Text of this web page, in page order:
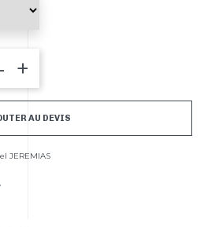
+
AU DEVIS
JEREMIAS